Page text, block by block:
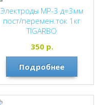
Электроды МР-3 д=3мм
пост/перемен.ток 1кг
TIGARBO
TIGARBO
350р.
Подробнее